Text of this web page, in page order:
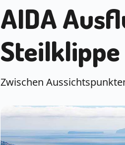
AIDA
Steilklippe
Zwischen